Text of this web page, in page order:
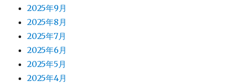
2025年9月
2025年8月
2025年7月
2025年6月
2025年5月
2025年4月